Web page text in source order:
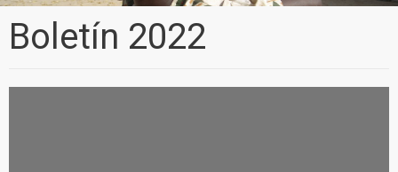
Boletín 2022